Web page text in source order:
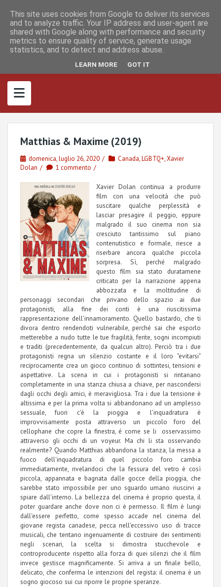
a
c
e
b
n
s
t
a
g
Matthias & Maxime (2019)
domenica, luglio 26, 2020 Canada,LGBTQ+,Xavier
Dolan
1 commento
Xavier Dolan continua a produrre
film con una velocità che può
suscitare qualche perplessità e
lasciar presagire il peggio, eppure
malgrado il suo cinema non sia
cresciuto tantissimo sul piano
contenutistico e formale, riesce a
riserbare ancora qualche piccola
sorpresa. Sì, perché malgrado
questo film sia stato duratamene
criticato per la narrazione appena
abbozzata e la moltitudine di
personaggi secondari che privano dello spazio ai due
protagonisti, alla fine dei conti è una riuscitissima
rappresentazione dell'innamoramento. Quello bastardo, che ti
divora dentro rendendoti vulnerabile, perché sai che esporlo
metterebbe a nudo tutte le tue fragilità, ferite, sogni incompiuti
e traditi (precedentemente, da qualcun altro). Perciò tra i due
protagonisti regna un silenzio costante e il loro "evitarsi"
reciprocamente crea un gioco continuo di sottintesi, tensioni e
aspettative. La scena in cui i protagonisti si rintanano
completamente in una stanza chiusa a chiave, per nascondersi
dagli occhi degli amici, è meravigliosa. Tra i due la tensione è
altissima e per la prima volta si abbandonano ad un amplesso
sessuale, fuori c'è la pioggia e l'inquadratura è
improvvisamente posta attraverso un piccolo foro del
cellophane che copre la finestra, é come se li osservassimo
attraverso gli occhi di un voyeur. Ma chi li sta osservando
realmente? Quando Matthias abbandona la stanza, la messa a
fuoco dell'inquadratura di quel piccolo foro cambia
immediatamente, rivelandoci che la fessura del vetro è così
piccola, appannata e bagnata dalle gocce della pioggia, che
sarebbe stato impossibile per uno sguardo umano riuscirvi a
spiare dall'interno. La bellezza del cinema è proprio questa, il
poter guardare anche dove non ci è permesso. Il film è lungi
dall'essere perfetto, come spesso accade nel cinema del
giovane regista canadese, pecca nell'eccessivo uso di tracce
musicali, che tentano ingenuamente di costruire dei sentimenti
negli scenari, la scelta si dimostra stucchevole e
controproducente rispetto alla forza di quei silenzi che il film
invece gestisce magnificamente. Si arriva a un finale bello,
delicato, che conferma le intenzioni del regista: il cinema è un
sogno giocoso sui cui riporre le proprie speranze.
This site uses cookies from Google to deliver its services
and to analyze traffic. Your IP address and user-agent are
shared with Google along with performance and security
metrics to ensure quality of service, generate usage
statistics, and to detect and address abuse.
LEARN MORE GOT IT